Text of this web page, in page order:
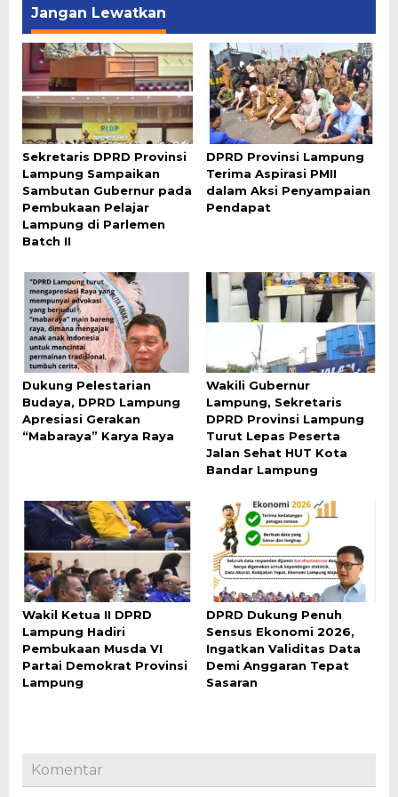
Jangan Lewatkan
Sekretaris DPRD Provinsi
Lampung Sampaikan
Sambutan Gubernur pada
Pembukaan Pelajar
Lampung di Parlemen
Batch II
DPRD Provinsi Lampung
Terima Aspirasi PMII
dalam Aksi Penyampaian
Pendapat
Dukung Pelestarian
Budaya, DPRD Lampung
Apresiasi Gerakan
“Mabaraya” Karya Raya
Wakili Gubernur
Lampung, Sekretaris
DPRD Provinsi Lampung
Turut Lepas Peserta
Jalan Sehat HUT Kota
Bandar Lampung
Wakil Ketua II DPRD
Lampung Hadiri
Pembukaan Musda VI
Partai Demokrat Provinsi
Lampung
DPRD Dukung Penuh
Sensus Ekonomi 2026,
Ingatkan Validitas Data
Demi Anggaran Tepat
Sasaran
Komentar